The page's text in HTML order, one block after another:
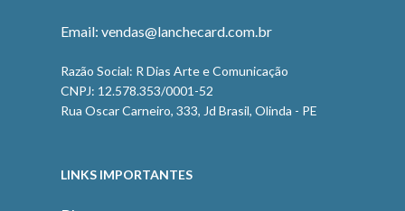
Email: vendas@lanchecard.com.br
Razão Social: R Dias Arte e Comunicação
CNPJ: 12.578.353/0001-52
Rua Oscar Carneiro, 333, Jd Brasil, Olinda - PE
LINKS IMPORTANTES